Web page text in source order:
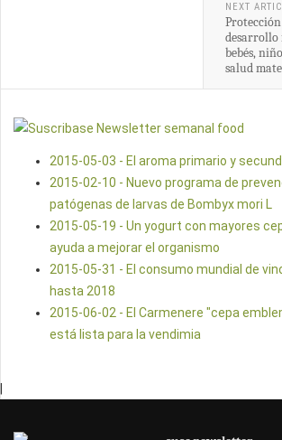
NEXT
desarrollo
bebés,
salud
2015-05-03 - El aroma primario y
2015-02-10 - Nuevo programa de
patógenas de larvas de Bombyx mori L
2015-05-19 - Un yogurt con mayores
ayuda a mejorar el organismo
2015-05-31 - El consumo mundial de
hasta 2018
2015-06-02 - El Carmenere "cepa
está lista para la vendimia